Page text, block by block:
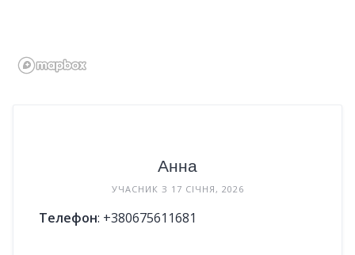
Анна
УЧАСНИК З 17 СІЧНЯ, 2026
Телефон: +380675611681